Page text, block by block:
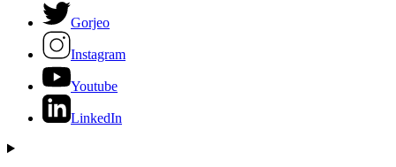
Gorjeo
Instagram
Youtube
LinkedIn